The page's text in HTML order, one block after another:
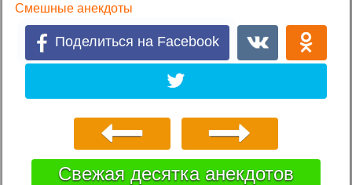
Смешные анекдоты
Поделиться на Facebook
Свежая десятка анекдотов